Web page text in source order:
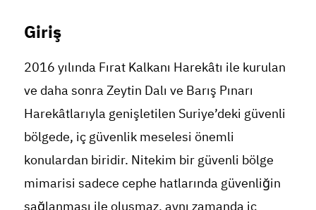
Giriş
2016 yılında Fırat Kalkanı Harekâtı ile kurulan
ve daha sonra Zeytin Dalı ve Barış Pınarı
Harekâtlarıyla genişletilen Suriye’deki güvenli
bölgede, iç güvenlik meselesi önemli
konulardan biridir. Nitekim bir güvenli bölge
mimarisi sadece cephe hatlarında güvenliğin
sağlanması ile oluşmaz, aynı zamanda iç